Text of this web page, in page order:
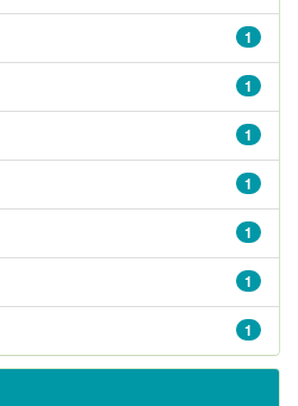
1
1
1
1
1
1
1